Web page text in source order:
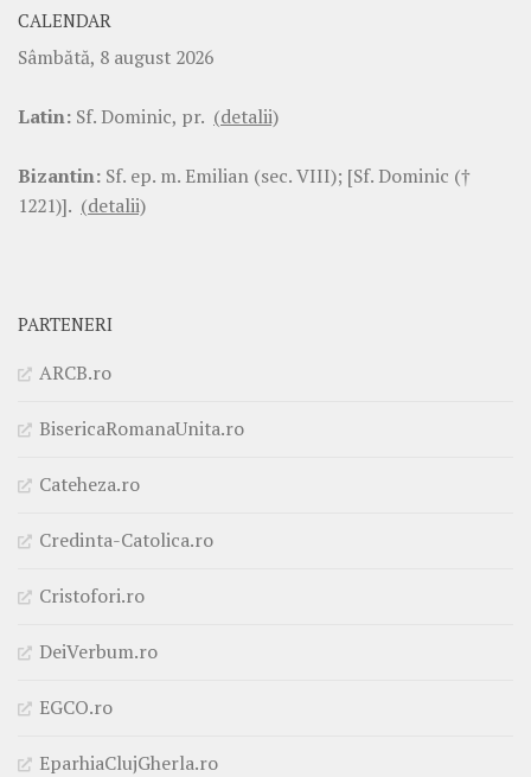
CALENDAR
Sâmbătă, 8 august 2026
Latin: Sf. Dominic, pr. (detalii)
Bizantin: Sf. ep. m. Emilian (sec. VIII); [Sf. Dominic (†
1221)]. (detalii)
PARTENERI
ARCB.ro
BisericaRomanaUnita.ro
Cateheza.ro
Credinta-Catolica.ro
Cristofori.ro
DeiVerbum.ro
EGCO.ro
EparhiaClujGherla.ro